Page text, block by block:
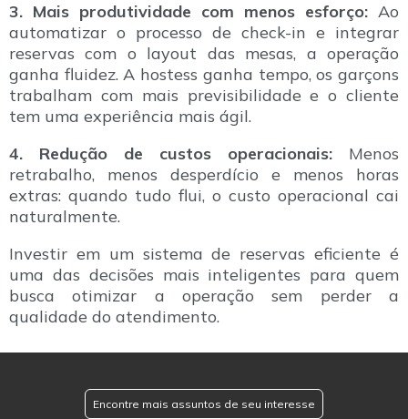
3. Mais produtividade com menos esforço: Ao
automatizar o processo de check-in e integrar
reservas com o layout das mesas, a operação
ganha fluidez. A hostess ganha tempo, os garçons
trabalham com mais previsibilidade e o cliente
tem uma experiência mais ágil.
4. Redução de custos operacionais: Menos
retrabalho, menos desperdício e menos horas
extras: quando tudo flui, o custo operacional cai
naturalmente.
Investir em um sistema de reservas eficiente é
uma das decisões mais inteligentes para quem
busca otimizar a operação sem perder a
qualidade do atendimento.
Encontre mais assuntos de seu interesse